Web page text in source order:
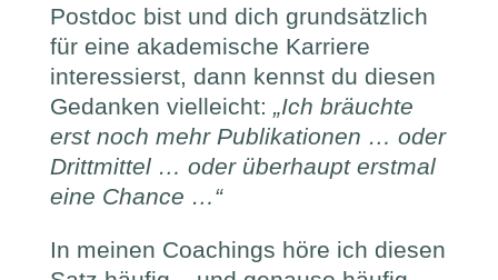
Postdoc bist und dich grundsätzlich
für eine akademische Karriere
interessierst, dann kennst du diesen
Gedanken vielleicht: „Ich bräuchte
erst noch mehr Publikationen … oder
Drittmittel … oder überhaupt erstmal
eine Chance …“
In meinen Coachings höre ich diesen